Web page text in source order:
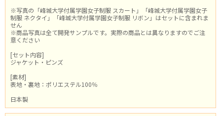
※写真の「峰城大学付属学園女子制服 スカート」「峰城大学付属学園女子
制服 ネクタイ」「峰城大学付属学園女子制服 リボン」はセットに含まれま
せん
※商品写真は全て開発サンプルです。実際の商品とは異なりますのでご注
意ください
[セット内容]
ジャケット・ピンズ
[素材]
表地・裏地：ポリエステル100％
日本製